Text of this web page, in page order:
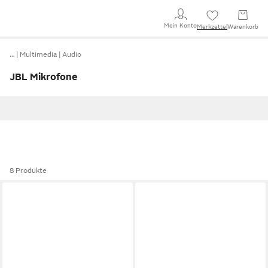
Mein KontoMerkzettel Warenkorb
… Multimedia Audio
JBL Mikrofone
8 Produkte